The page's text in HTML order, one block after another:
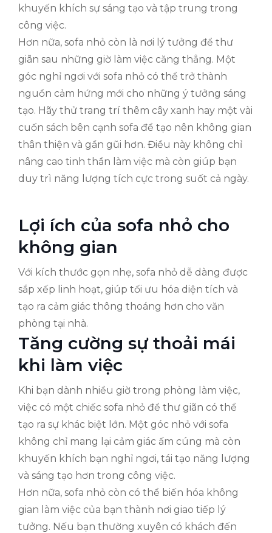
khuyến khích sự sáng tạo và tập trung trong
công việc.
Hơn nữa, sofa nhỏ còn là nơi lý tưởng để thư
giãn sau những giờ làm việc căng thẳng. Một
góc nghỉ ngơi với sofa nhỏ có thể trở thành
nguồn cảm hứng mới cho những ý tưởng sáng
tạo. Hãy thử trang trí thêm cây xanh hay một vài
cuốn sách bên cạnh sofa để tạo nên không gian
thân thiện và gần gũi hơn. Điều này không chỉ
nâng cao tinh thần làm việc mà còn giúp bạn
duy trì năng lượng tích cực trong suốt cả ngày.
Lợi ích của sofa nhỏ cho
không gian
Với kích thước gọn nhẹ, sofa nhỏ dễ dàng được
sắp xếp linh hoạt, giúp tối ưu hóa diện tích và
tạo ra cảm giác thông thoáng hơn cho văn
phòng tại nhà.
Tăng cường sự thoải mái
khi làm việc
Khi bạn dành nhiều giờ trong phòng làm việc,
việc có một chiếc sofa nhỏ để thư giãn có thể
tạo ra sự khác biệt lớn. Một góc nhỏ với sofa
không chỉ mang lại cảm giác ấm cúng mà còn
khuyến khích bạn nghỉ ngơi, tái tạo năng lượng
và sáng tạo hơn trong công việc.
Hơn nữa, sofa nhỏ còn có thể biến hóa không
gian làm việc của bạn thành nơi giao tiếp lý
tưởng. Nếu bạn thường xuyên có khách đến